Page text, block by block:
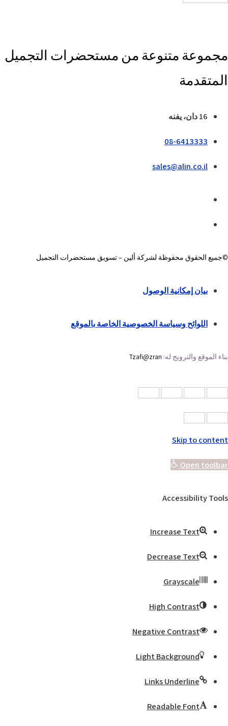
مجموعة متنوعة من مستحضرات التجميل
المتقدمة
16 دان، يفنه
08-6413333
sales@alin.co.il
©جميع الحقوق محفوظة لشركة ألين – تسويق مستحضرات التجميل
بيان إمكانية الوصول
اللوائح وسياسة الخصوصية الخاصة بالموقع
بناء الموقع والترويج له: Tzafi@zran
Skip to content
Open toolbar
Accessibility Tools
Increase Text
Decrease Text
Grayscale
High Contrast
Negative Contrast
Light Background
Links Underline
Readable Font